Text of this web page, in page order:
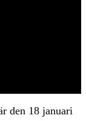
den 18 januari